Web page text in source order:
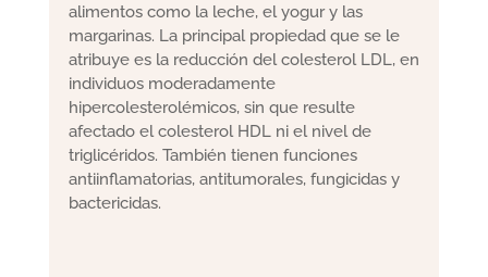
alimentos como la leche, el yogur y las
margarinas. La principal propiedad que se le
atribuye es la reducción del colesterol LDL, en
individuos moderadamente
hipercolesterolémicos, sin que resulte
afectado el colesterol HDL ni el nivel de
triglicéridos. También tienen funciones
antiinflamatorias, antitumorales, fungicidas y
bactericidas.